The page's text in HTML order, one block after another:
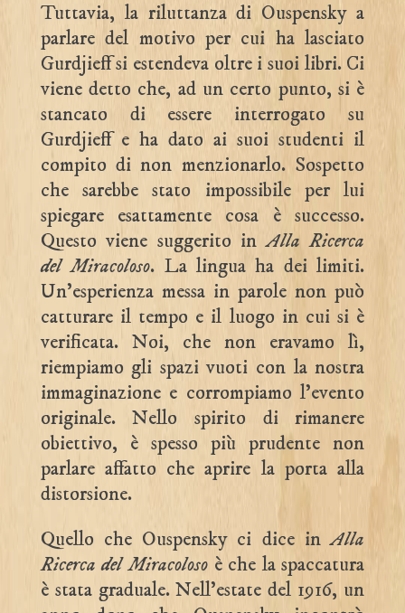
Tuttavia, la riluttanza di Ouspensky a
parlare del motivo per cui ha lasciato
Gurdjieff si estendeva oltre i suoi libri. Ci
viene detto che, ad un certo punto, si è
stancato di essere interrogato su
Gurdjieff e ha dato ai suoi studenti il
compito di non menzionarlo. Sospetto
che sarebbe stato impossibile per lui
spiegare esattamente cosa è successo.
Questo viene suggerito inAlla Ricerca
del Miracoloso. La lingua ha dei limiti.
Un’esperienza messa in parole non può
catturare il tempo e il luogo in cui si è
verificata. Noi, che non eravamo lì,
riempiamo gli spazi vuoti con la nostra
immaginazione e corrompiamo l’evento
originale. Nello spirito di rimanere
obiettivo, è spesso più prudente non
parlare affatto che aprire la porta alla
distorsione.
Quello che Ouspensky ci dice inAlla
Ricerca del Miracolosoè che la spaccatura
è stata graduale. Nell’estate del 1916, un